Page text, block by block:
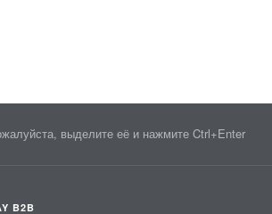
выделите её и нажмите Ctrl+Enter
B2B